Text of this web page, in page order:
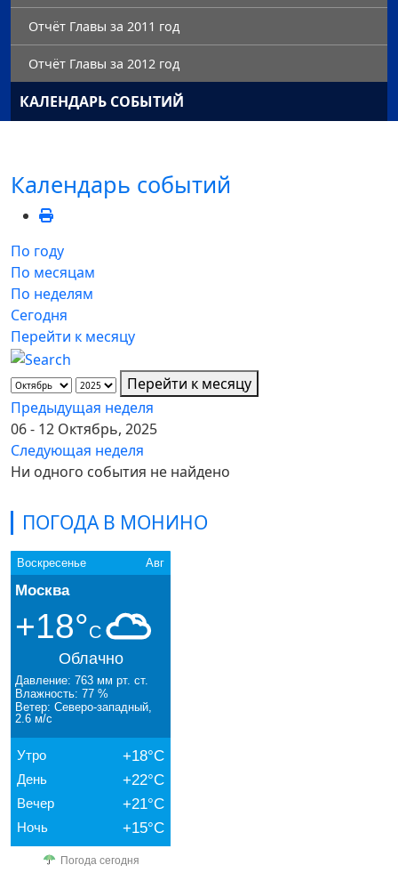
Отчёт Главы за 2011 год
Отчёт Главы за 2012 год
КАЛЕНДАРЬ СОБЫТИЙ
ПОГОДА В МОНИНО
Воскресенье Авг
Москва
+18°C
Облачно
Давление: 763 мм рт. ст.
Влажность: 77 %
Ветер: Северо-западный,
2.6 м/с
Утро +18°C
День +22°C
Вечер +21°C
Ночь +15°C
Погода сегодня
Календарь событий
По году
По месяцам
По неделям
Сегодня
Перейти к месяцу
Перейти к месяцу
Предыдущая неделя
06 - 12 Октябрь, 2025
Следующая неделя
Ни одного события не найдено